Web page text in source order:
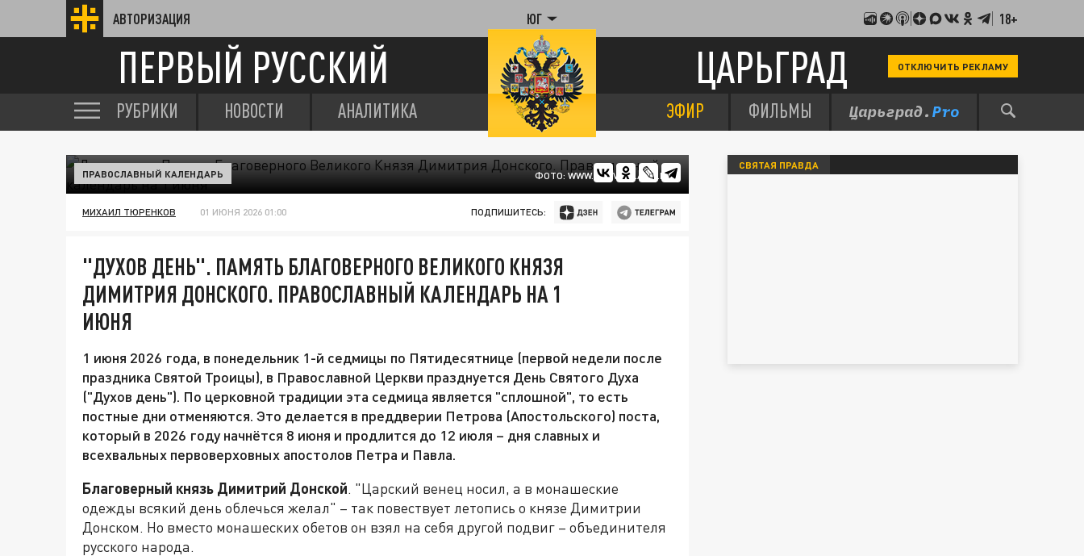
АВТОРИЗАЦИЯ ЮГ 18+
ПЕРВЫЙ РУССКИЙ ЦАРЬГРАД ОТКЛЮЧИТЬ РЕКЛАМУ
РУБРИКИ НОВОСТИ АНАЛИТИКА ЭФИР ФИЛЬМЫ
ФОТО: WWW.PRAVOSLAVIE.RU
ПРАВОСЛАВНЫЙ КАЛЕНДАРЬ
МИХАИЛ ТЮРЕНКОВ 01 ИЮНЯ 2026 01:00 ПОДПИШИТЕСЬ:
"ДУХОВ ДЕНЬ". ПАМЯТЬ БЛАГОВЕРНОГО ВЕЛИКОГО КНЯЗЯ
ДИМИТРИЯ ДОНСКОГО. ПРАВОСЛАВНЫЙ КАЛЕНДАРЬ НА 1
ИЮНЯ
1 июня 2026 года, в понедельник 1-й седмицы по Пятидесятнице (первой недели после
праздника Святой Троицы), в Православной Церкви празднуется День Святого Духа
("Духов день"). По церковной традиции эта седмица является "сплошной", то есть
постные дни отменяются. Это делается в преддверии Петрова (Апостольского) поста,
который в 2026 году начнётся 8 июня и продлится до 12 июля – дня славных и
всехвальных первоверховных апостолов Петра и Павла.
Благоверный князь Димитрий Донской. "Царский венец носил, а в монашеские
одежды всякий день облечься желал" – так повествует летопись о князе Димитрии
Донском. Но вместо монашеских обетов он взял на себя другой подвиг – объединителя
русского народа.
СВЯТАЯ ПРАВДА